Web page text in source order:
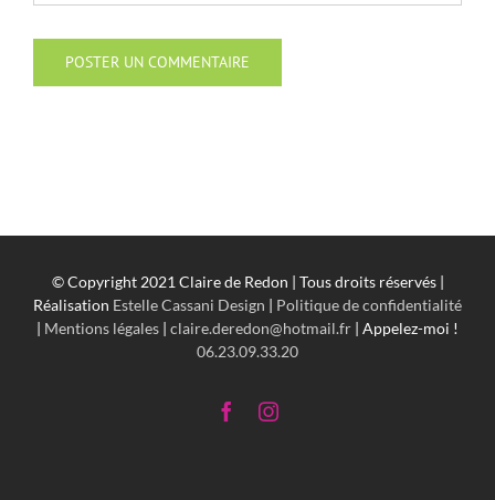
© Copyright 2021 Claire de Redon | Tous droits réservés |
Réalisation Estelle Cassani Design | Politique de confidentialité
| Mentions légales | claire.deredon@hotmail.fr | Appelez-moi !
06.23.09.33.20
FacebookInstagram